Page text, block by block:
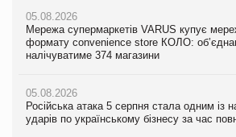
05.08.2026
Мережа супермаркетів VARUS купує
формату convenience store КОЛО:
налічуватиме 374 магазини
05.08.2026
Російська атака 5 серпня стала одним із
ударів по українському бізнесу за час
05.08.2026
Мережа супермаркетів VARUS купує
формату convenience store КОЛО:
налічуватиме 374 магазини
05.08.2026
Російська атака 5 серпня стала одним із
ударів по українському бізнесу за час
05.08.2026
Adidas витратила понад $1 млрд на
продуктів